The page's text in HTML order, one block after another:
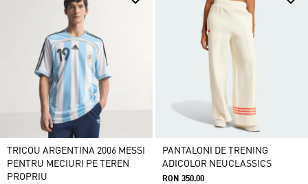
TRICOU ARGENTINA 2006 MESSI
PENTRU MECIURI PE TEREN
PROPRIU
PANTALONI DE TRENING
ADICOLOR NEUCLASSICS
RON 350.00